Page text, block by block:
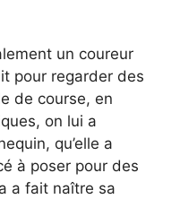
un coureur
pour regarder des
de course, en
on lui a
qu’elle a
à poser pour des
a fait naître sa